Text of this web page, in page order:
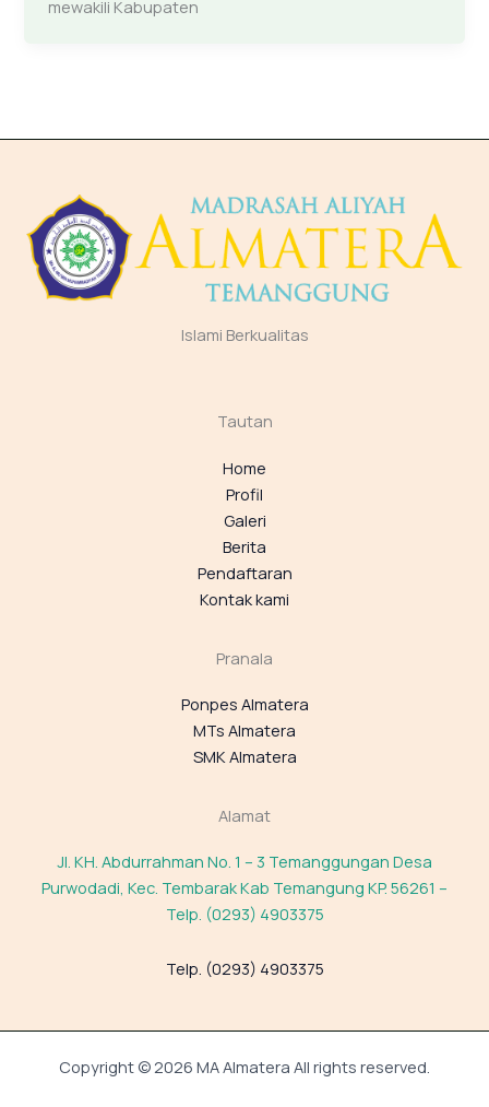
mewakili Kabupaten
Islami Berkualitas
Tautan
Home
Profil
Galeri
Berita
Pendaftaran
Kontak kami
Pranala
Ponpes Almatera
MTs Almatera
SMK Almatera
Alamat
Jl. KH. Abdurrahman No. 1 – 3 Temanggungan Desa
Purwodadi, Kec. Tembarak Kab Temangung KP. 56261 –
Telp. (0293) 4903375
Telp. (0293) 4903375
Copyright © 2026 MA Almatera All rights reserved.